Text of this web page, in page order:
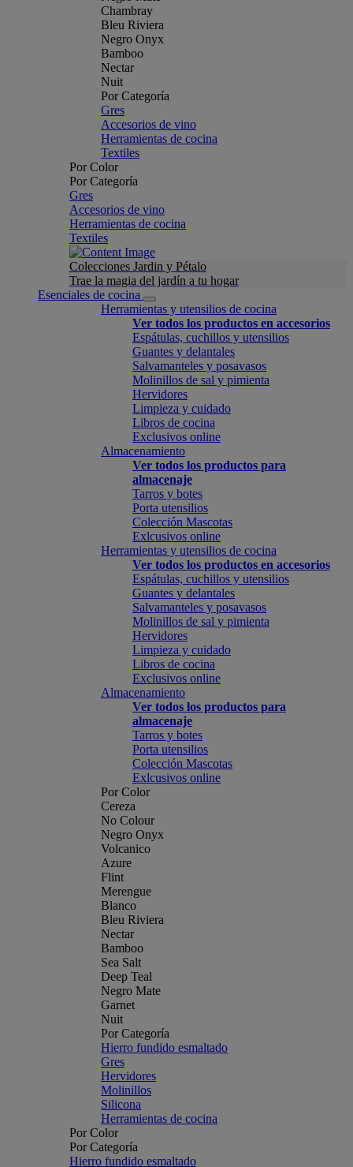
Chambray
Bleu Riviera
Negro Onyx
Bamboo
Nectar
Nuit
Por Categoría
Gres
Accesorios de vino
Herramientas de cocina
Textiles
Por Color
Por Categoría
Gres
Accesorios de vino
Herramientas de cocina
Textiles
Colecciones Jardin y Pétalo
Trae la magia del jardín a tu hogar
Esenciales de cocina
Herramientas y utensilios de cocina
Ver todos los productos en accesorios
Espátulas, cuchillos y utensilios
Guantes y delantales
Salvamanteles y posavasos
Molinillos de sal y pimienta
Hervidores
Limpieza y cuidado
Libros de cocina
Exclusivos online
Almacenamiento
Ver todos los productos para
almacenaje
Tarros y botes
Porta utensilios
Colección Mascotas
Exlcusivos online
Herramientas y utensilios de cocina
Ver todos los productos en accesorios
Espátulas, cuchillos y utensilios
Guantes y delantales
Salvamanteles y posavasos
Molinillos de sal y pimienta
Hervidores
Limpieza y cuidado
Libros de cocina
Exclusivos online
Almacenamiento
Ver todos los productos para
almacenaje
Tarros y botes
Porta utensilios
Colección Mascotas
Exlcusivos online
Por Color
Cereza
No Colour
Negro Onyx
Volcanico
Azure
Flint
Merengue
Blanco
Bleu Riviera
Nectar
Bamboo
Sea Salt
Deep Teal
Negro Mate
Garnet
Nuit
Por Categoría
Hierro fundido esmaltado
Gres
Hervidores
Molinillos
Silicona
Herramientas de cocina
Por Color
Por Categoría
Hierro fundido esmaltado